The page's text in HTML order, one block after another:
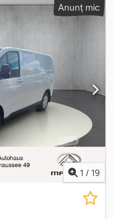
Anunț mic
1 / 19